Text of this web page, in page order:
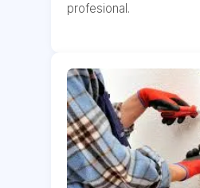
profesional.